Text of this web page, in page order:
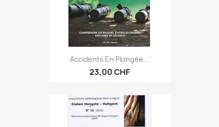
Accidents En Plongée...
23,00 CHF